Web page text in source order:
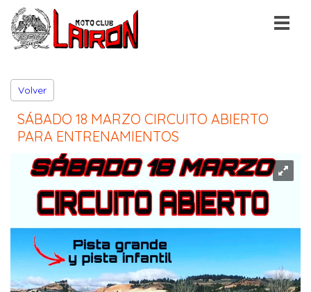
Volver
SÁBADO 18 MARZO CIRCUITO ABIERTO
PARA ENTRENAMIENTOS